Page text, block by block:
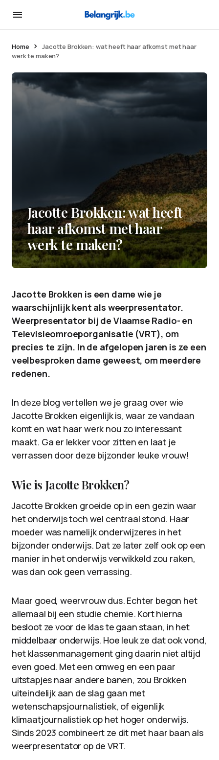
Home
Jacotte Brokken: wat heeft haar afkomst met haar
werk te maken?
Jacotte Brokken: wat heeft
haar afkomst met haar
werk te maken?
Jacotte Brokken is een dame wie je
waarschijnlijk kent als weerpresentator.
Weerpresentator bij de Vlaamse Radio- en
Televisieomroeporganisatie (VRT), om
precies te zijn. In de afgelopen jaren is ze een
veelbesproken dame geweest, om meerdere
redenen.
In deze blog vertellen we je graag over wie
Jacotte Brokken eigenlijk is, waar ze vandaan
komt en wat haar werk nou zo interessant
maakt. Ga er lekker voor zitten en laat je
verrassen door deze bijzonder leuke vrouw!
Wie is Jacotte Brokken?
Jacotte Brokken groeide op in een gezin waar
het onderwijs toch wel centraal stond. Haar
moeder was namelijk onderwijzeres in het
bijzonder onderwijs. Dat ze later zelf ook op een
manier in het onderwijs verwikkeld zou raken,
was dan ook geen verrassing.
Maar goed, weervrouw dus. Echter begon het
allemaal bij een studie chemie. Kort hierna
besloot ze voor de klas te gaan staan, in het
middelbaar onderwijs. Hoe leuk ze dat ook vond,
het klassenmanagement ging daarin niet altijd
even goed. Met een omweg en een paar
uitstapjes naar andere banen, zou Brokken
uiteindelijk aan de slag gaan met
wetenschapsjournalistiek, of eigenlijk
klimaatjournalistiek op het hoger onderwijs.
Sinds 2023 combineert ze dit met haar baan als
weerpresentator op de VRT.